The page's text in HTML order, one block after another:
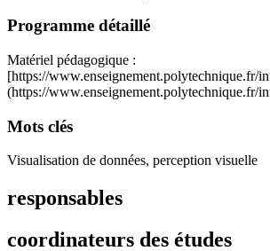
Programme détaillé
Matériel pédagogique :
[https://www.enseignement.polytechnique.fr/
(https://www.enseignement.polytechnique.fr/
Mots clés
Visualisation de données, perception visuelle
responsables
coordinateurs des études